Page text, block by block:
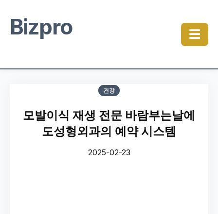
Bizpro ☰
건강
모발이식 재생 전문 바람부는날에
도성형외과의 예약 시스템
2025-02-23